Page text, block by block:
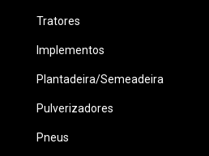
Tratores
Implementos
Plantadeira/Semeadeira
Pulverizadores
Pneus